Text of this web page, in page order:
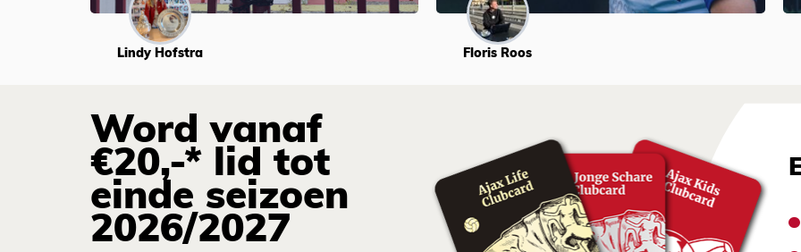
Lindy Hofstra Floris Roos
Word vanaf
€20,-* lid tot
einde seizoen
2026/2027